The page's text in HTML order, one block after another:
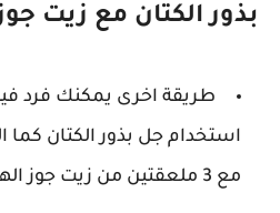
بذور الكتان مع زيت
طريقة اخرى يمكنك فرد
استخدام جل بذور الكتان كما
مع 3 ملعقتين من زيت جوز الهند جيدا.